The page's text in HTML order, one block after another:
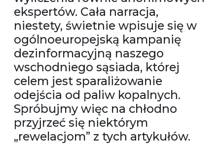
ekspertów. Cała narracja,
niestety, świetnie wpisuje się w
ogólnoeuropejską kampanię
dezinformacyjną naszego
wschodniego sąsiada, której
celem jest sparaliżowanie
odejścia od paliw kopalnych.
Spróbujmy więc na chłodno
przyjrzeć się niektórym
„rewelacjom” z tych artykułów.